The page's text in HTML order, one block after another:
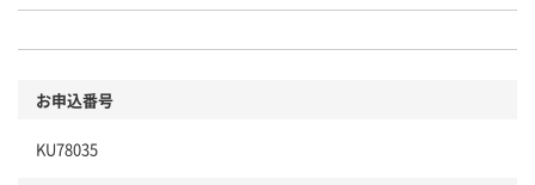
お申込番号
KU78035